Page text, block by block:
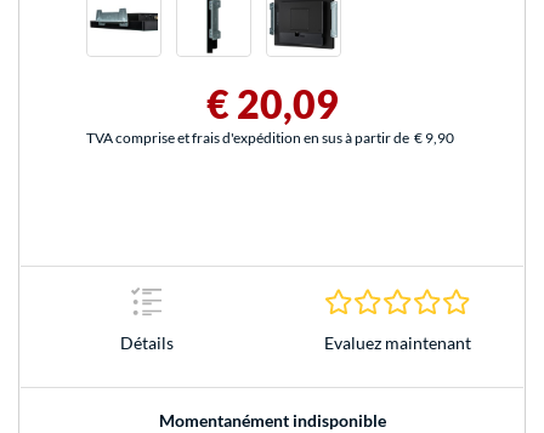
€ 20,09
TVA comprise et frais d'expédition en sus à partir de € 9,90
Détails Evaluez maintenant
Momentanément indisponible